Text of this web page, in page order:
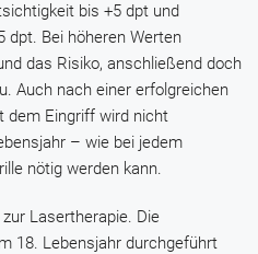
bis +5 dpt und
dpt. Bei höheren Werten
das Risiko, anschließend doch
Auch nach einer erfolgreichen
dem Eingriff wird nicht
– wie bei jedem
nötig werden kann.
Lasertherapie. Die
18. Lebensjahr durchgeführt